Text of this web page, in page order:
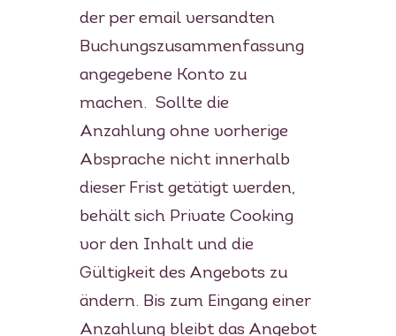
der per email versandten
Buchungszusammenfassung
angegebene Konto zu
machen. Sollte die
Anzahlung ohne vorherige
Absprache nicht innerhalb
dieser Frist getätigt werden,
behält sich Private Cooking
vor den Inhalt und die
Gültigkeit des Angebots zu
ändern. Bis zum Eingang einer
Anzahlung bleibt das Angebot